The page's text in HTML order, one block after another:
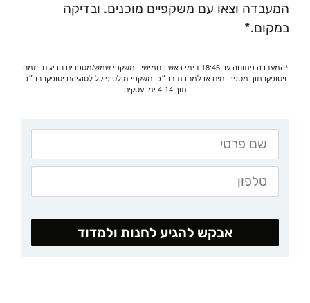
המעבדה וצאו עם משקפיים מוכנים. ובדיקה
במקום.*
*המעבדה פתוחה עד 18:45 בימי ראשון-חמישי | משקפי שמש/מספרים חריגים יוזמנו
ויסופקו תוך מספר ימים או למחרת בד״כ| משקפי מולטיפוקל לסוגיהם יסופקו בד״כ
תוך 4-14 ימי עסקים
אבקש להגיע לחנות ולמדוד